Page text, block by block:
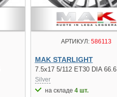
АРТИКУЛ:586113
MAK STARLIGHT
7.5x17 5/112 ET30 DIA 66.6
Silver
на складе 4 шт.